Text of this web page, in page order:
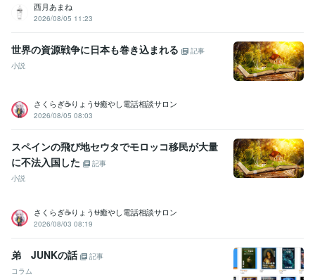
西月あまね
2026/08/05 11:23
世界の資源戦争に日本も巻き込まれる
記事
小説
さくらぎ☕りょう⛎癒やし電話相談サロン
2026/08/05 08:03
スペインの飛び地セウタでモロッコ移民が大量
に不法入国した
記事
小説
さくらぎ☕りょう⛎癒やし電話相談サロン
2026/08/03 08:19
弟 JUNKの話
記事
コラム